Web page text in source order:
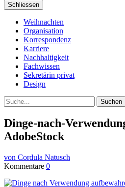
Schliessen
Weihnachten
Organisation
Korrespondenz
Karriere
Nachhaltigkeit
Fachwissen
Sekretärin privat
Design
Suche
Dinge-nach-
AdobeStock
von Cordula Natusch
Kommentare 0